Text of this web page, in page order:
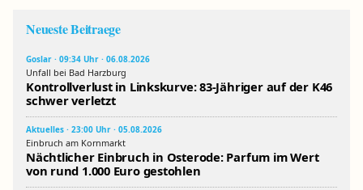
Neueste Beitraege
Goslar · 09:34 Uhr · 06.08.2026
Unfall bei Bad Harzburg
Kontrollverlust in Linkskurve: 83-Jähriger auf der K46
schwer verletzt
Aktuelles · 23:00 Uhr · 05.08.2026
Einbruch am Kornmarkt
Nächtlicher Einbruch in Osterode: Parfum im Wert
von rund 1.000 Euro gestohlen